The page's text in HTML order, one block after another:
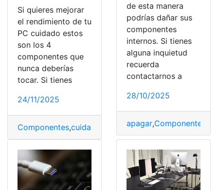
Si quieres mejorar
el rendimiento de tu
PC cuidado estos
son los 4
componentes que
nunca deberías
tocar. Si tienes
24/11/2025
Componentes,cuidado Mejorar,PC,Rendimiento
de esta manera
podrías dañar sus
componentes
internos. Si tienes
alguna inquietud
recuerda
contactarnos a
28/10/2025
apagar,Componentes